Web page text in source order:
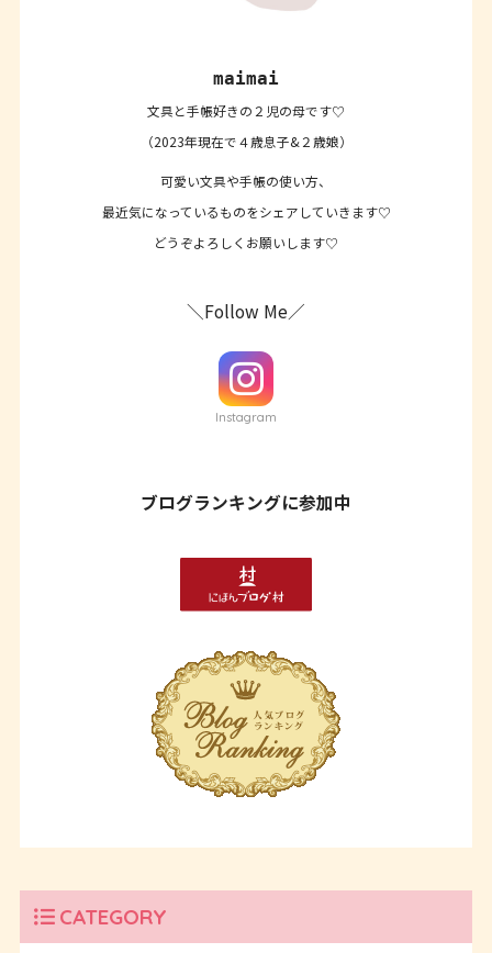
maimai
文具と手帳好きの２児の母です♡
（2023年現在で４歳息子&２歳娘）
可愛い文具や手帳の使い方、
最近気になっているものをシェアしていきます♡
どうぞよろしくお願いします♡
＼Follow Me／
Instagram
ブログランキングに参加中
CATEGORY